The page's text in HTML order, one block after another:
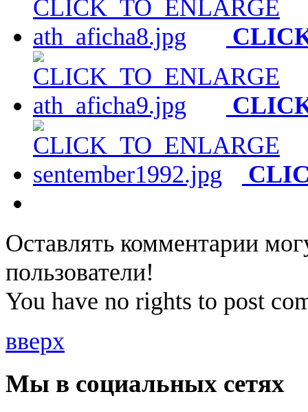
Оставлять комментарии
пользователи!
You have no rights to post
вверх
Мы в социальных сетях